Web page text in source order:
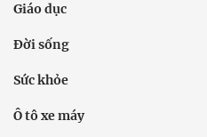
Giáo dục
Đời sống
Sức khỏe
Ô tô xe máy